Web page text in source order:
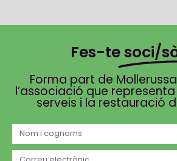
Fes-tesoci/
Forma part de
l’associació que
serveis i la restauració